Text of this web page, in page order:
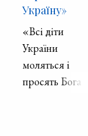
Україну»
«Всі діти
України
моляться і
просять Бога